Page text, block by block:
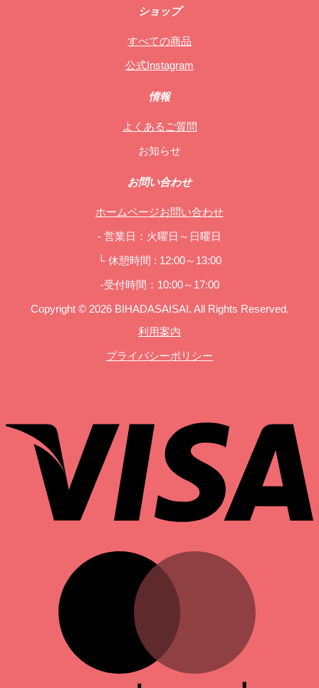
ショップ
すべての商品
公式Instagram
情報
よくあるご質問
お知らせ
お問い合わせ
ホームページお問い合わせ
- 営業日：火曜日～日曜日
└ 休憩時間 : 12:00～13:00
-受付時間：10:00～17:00
Copyright © 2026 BIHADASAISAI. All Rights Reserved.
利用案内
プライバシーポリシー